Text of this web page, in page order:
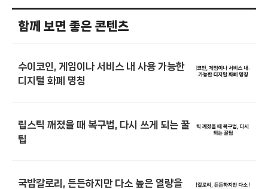
함께 보면 좋은 콘텐츠
수이코인, 게임이나 서비스 내 사용 가능한
디지털 화폐 명칭
립스틱 깨졌을 때 복구법, 다시 쓰게 되는 꿀
팁
국밥칼로리, 든든하지만 다소 높은 열량을